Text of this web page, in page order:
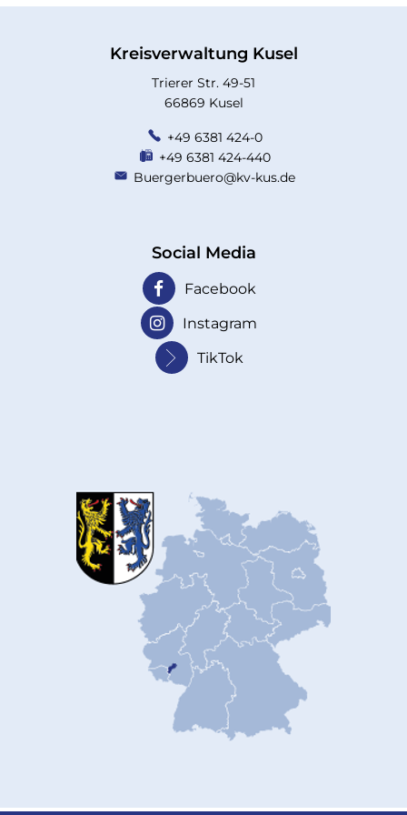
Kreisverwaltung Kusel
Trierer Str. 49-51
66869 Kusel
+49 6381 424-0
+49 6381 424-440
Buergerbuero@kv-kus.de
Social Media
Facebook
Instagram
TikTok